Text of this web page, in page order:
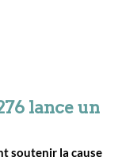
lance un
soutenir la cause